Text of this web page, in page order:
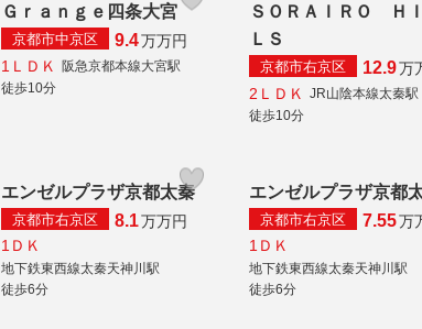
Ｇｒａｎｇｅ四条大宮
京都市中京区 9.4万万円
1ＬＤＫ
阪急京都本線大宮駅
徒歩10分
ＳＯＲＡＩＲＯ Ｈ
ＬＳ
京都市右京区 12.9万
2ＬＤＫ
JR山陰本線太秦駅
徒歩10分
エンゼルプラザ京都太秦
京都市右京区 8.1万万円
1ＤＫ
地下鉄東西線太秦天神川駅
徒歩6分
エンゼルプラザ京都
京都市右京区 7.55万
1ＤＫ
地下鉄東西線太秦天神川駅
徒歩6分